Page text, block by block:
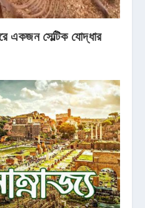
একজন সেল্টিক যোদ্ধার